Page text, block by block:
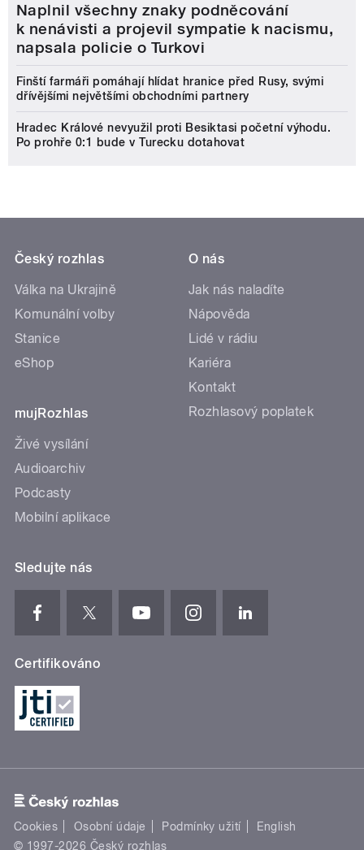
Naplnil všechny znaky podněcování
k nenávisti a projevil sympatie k nacismu,
napsala policie o Turkovi
Finští farmáři pomáhají hlídat hranice před Rusy, svými
dřívějšími největšími obchodními partnery
Hradec Králové nevyužil proti Besiktasi početní výhodu.
Po prohře 0:1 bude v Turecku dotahovat
Český rozhlas
Válka na Ukrajině
Komunální volby
Stanice
eShop
mujRozhlas
Živé vysílání
Audioarchiv
Podcasty
Mobilní aplikace
O nás
Jak nás naladíte
Nápověda
Lidé v rádiu
Kariéra
Kontakt
Rozhlasový poplatek
Sledujte nás
Certifikováno
Cookies Osobní údaje Podmínky užití
English
© 1997-2026 Český rozhlas